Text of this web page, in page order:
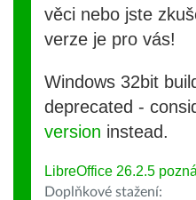
věci nebo jste
verze je pro vás!
Windows 32bit
deprecated -
version instead.
LibreOffice 26.2.5
Doplňkové stažení: